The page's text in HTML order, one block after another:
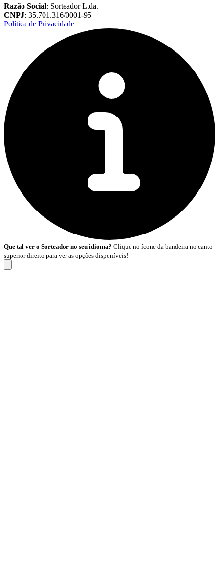
Razão Social: Sorteador Ltda.
CNPJ: 35.701.316/0001-95
Política de Privacidade
Que tal ver o Sorteador no seu idioma? Clique no ícone da bandeira no canto
superior direito para ver as opções disponíveis!